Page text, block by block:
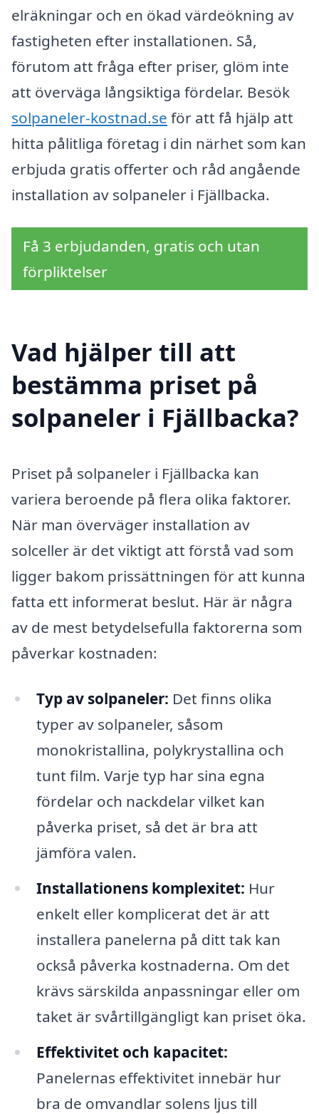
elräkningar och en ökad värdeökning av
fastigheten efter installationen. Så,
förutom att fråga efter priser, glöm inte
att överväga långsiktiga fördelar. Besök
solpaneler-kostnad.se för att få hjälp att
hitta pålitliga företag i din närhet som kan
erbjuda gratis offerter och råd angående
installation av solpaneler i Fjällbacka.
Få 3 erbjudanden, gratis och utan
förpliktelser
Vad hjälper till att
bestämma priset på
solpaneler i Fjällbacka?
Priset på solpaneler i Fjällbacka kan
variera beroende på flera olika faktorer.
När man överväger installation av
solceller är det viktigt att förstå vad som
ligger bakom prissättningen för att kunna
fatta ett informerat beslut. Här är några
av de mest betydelsefulla faktorerna som
påverkar kostnaden:
Typ av solpaneler: Det finns olika
typer av solpaneler, såsom
monokristallina, polykrystallina och
tunt film. Varje typ har sina egna
fördelar och nackdelar vilket kan
påverka priset, så det är bra att
jämföra valen.
Installationens komplexitet: Hur
enkelt eller komplicerat det är att
installera panelerna på ditt tak kan
också påverka kostnaderna. Om det
krävs särskilda anpassningar eller om
taket är svårtillgängligt kan priset öka.
Effektivitet och kapacitet:
Panelernas effektivitet innebär hur
bra de omvandlar solens ljus till